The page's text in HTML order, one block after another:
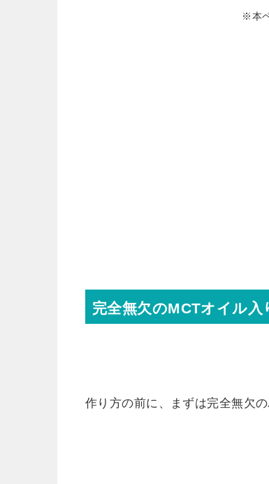
※本
完全無欠のMCTオイル
作り方の前に、まずは完全無欠